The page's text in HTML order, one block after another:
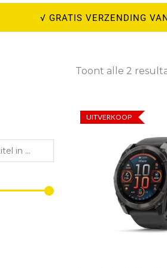
HOOGWAARDIGE
√ GRATIS VERZENDING
Toont alle 2
UITVERKOOP
prijs
€1.099,95.